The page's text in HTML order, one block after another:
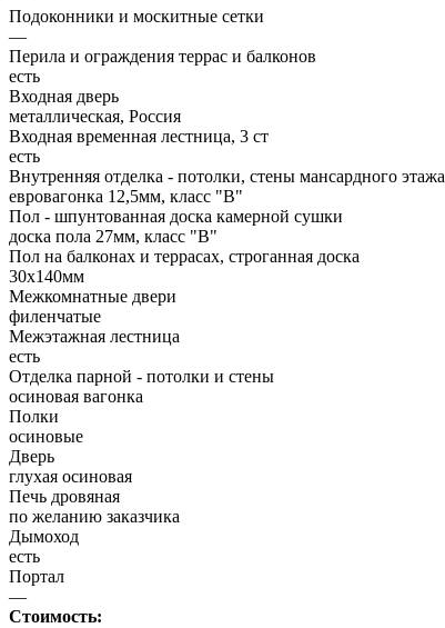
Подоконники и москитные сетки
—
Перила и ограждения террас и балконов
есть
Входная дверь
металлическая, Россия
Входная временная лестница, 3 ст
есть
Внутренняя отделка - потолки, стены мансардного этажа
евровагонка 12,5мм, класс "В"
Пол - шпунтованная доска камерной сушки
доска пола 27мм, класс "B"
Пол на балконах и террасах, строганная доска
30x140мм
Межкомнатные двери
филенчатые
Межэтажная лестница
есть
Отделка парной - потолки и стены
осиновая вагонка
Полки
осиновые
Дверь
глухая осиновая
Печь дровяная
по желанию заказчика
Дымоход
есть
Портал
—
Стоимость: